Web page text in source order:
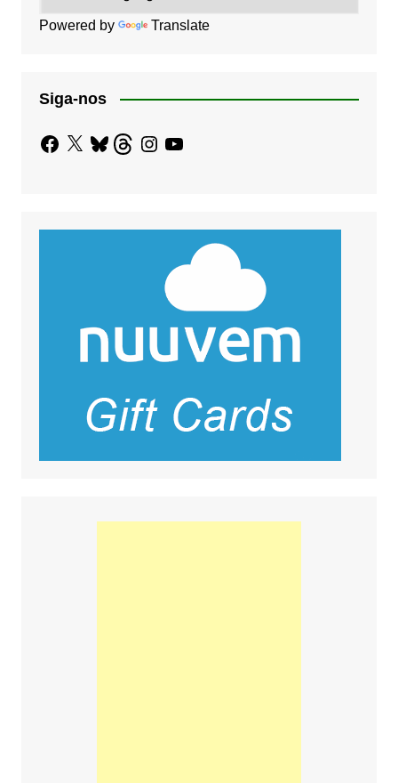
Powered by Translate
Siga-nos
Facebook
X BlueskyThreadsInstagram
YouTube